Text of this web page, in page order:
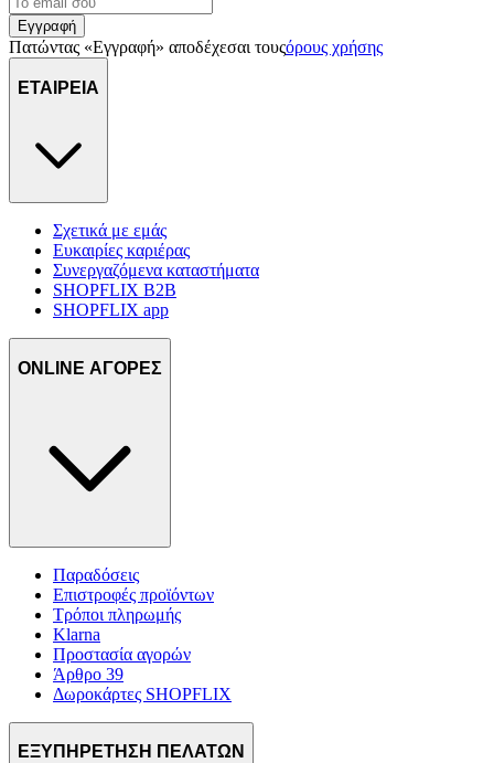
Εγγραφή
Πατώντας «Εγγραφή» αποδέχεσαι τουςόρους χρήσης
ΕΤΑΙΡΕΙΑ
Σχετικά με εμάς
Ευκαιρίες καριέρας
Συνεργαζόμενα καταστήματα
SHOPFLIX B2B
SHOPFLIX app
ONLINE ΑΓΟΡΕΣ
Παραδόσεις
Επιστροφές προϊόντων
Τρόποι πληρωμής
Klarna
Προστασία αγορών
Άρθρο 39
Δωροκάρτες SHOPFLIX
ΕΞΥΠΗΡΕΤΗΣΗ ΠΕΛΑΤΩΝ